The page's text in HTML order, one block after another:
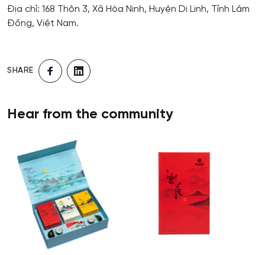
SHARE
Địa chỉ: 168 Thôn 3, Xã Hòa Ninh, Huyện Di Linh, Tỉnh Lâm
Đồng, Việt Nam.
Hear from the community